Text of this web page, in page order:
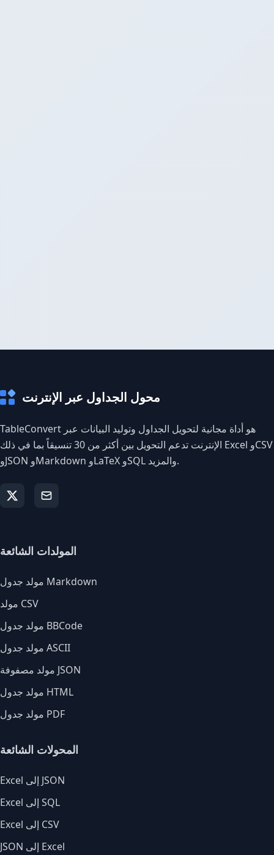
محول الجداول عبر الإنترنت
TableConvert هو أداة مجانية لتحويل الجداول وتوليد البيانات عبر
الإنترنت تدعم التحويل بين أكثر من 30 تنسيقاً بما في ذلك Excel وCSV
وJSON وMarkdown وLaTeX وSQL والمزيد.
المولدات الشائعة
مولد جدول Markdown
مولد CSV
مولد جدول BBCode
مولد جدول ASCII
مولد مصفوفة JSON
مولد جدول HTML
مولد جدول PDF
المحولات الشائعة
Excel إلى JSON
Excel إلى SQL
Excel إلى CSV
JSON إلى Excel